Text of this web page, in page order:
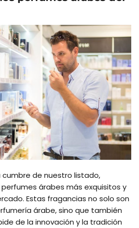
cumbre de nuestro listado,
árabes más exquisitos y
Estas fragancias no solo son
árabe, sino que también
de la innovación y la tradición